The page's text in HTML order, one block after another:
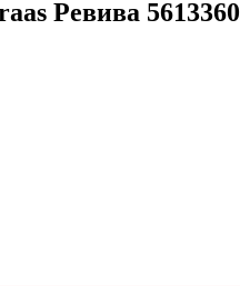
Ревива 5613360